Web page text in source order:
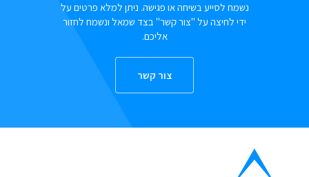
נשמח לסייע בשיחה או פגישה. ניתן למלא פרטים על
ידי לחיצה על "צור קשר" בצד שמאל ונשמח לחזור
אליכם.
צור קשר